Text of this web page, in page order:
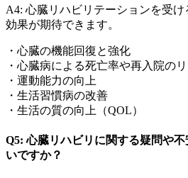
A4: 心臓リハビリテーションを受
効果が期待できます。
・心臓の機能回復と強化
・心臓病による死亡率や再入院の
・運動能力の向上
・生活習慣病の改善
・生活の質の向上（QOL）
Q5: 心臓リハビリに関する疑問や
いですか？